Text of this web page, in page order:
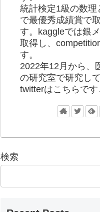
統計検定1級の数理
で最優秀成績賞で
す。kaggleでは銀
取得し、
す。
2022年12月から、
の研究室で研究して
twitterはこちらです
検索